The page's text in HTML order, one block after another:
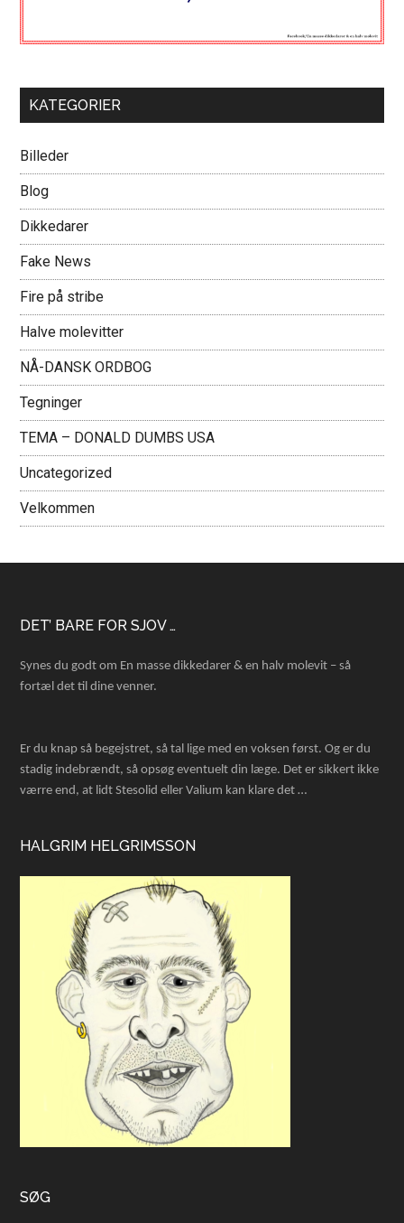
KATEGORIER
Billeder
Blog
Dikkedarer
Fake News
Fire på stribe
Halve molevitter
NÅ-DANSK ORDBOG
Tegninger
TEMA – DONALD DUMBS USA
Uncategorized
Velkommen
Footer
DET’ BARE FOR SJOV …
Synes du godt om En masse dikkedarer & en halv molevit – så
fortæl det til dine venner.
Er du knap så begejstret, så tal lige med en voksen først. Og er du
stadig indebrændt, så opsøg eventuelt din læge. Det er sikkert ikke
værre end, at lidt Stesolid eller Valium kan klare det …
HALGRIM HELGRIMSSON
SØG